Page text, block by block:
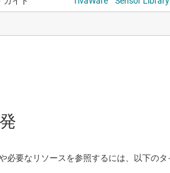
必要なリソースを参照するには、以下の